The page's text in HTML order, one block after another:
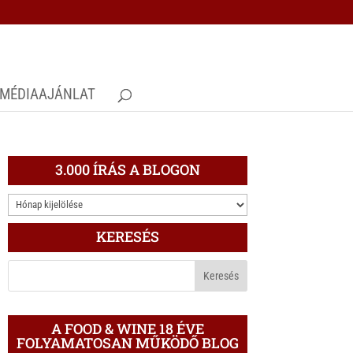
3.000 ÍRÁS A BLOGON
3.000
ÍRÁS
BLOGON
KERESÉS
A FOOD & WINE 18 ÉVE
FOLYAMATOSAN MŰKÖDŐ BLOG